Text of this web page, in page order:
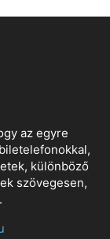
az egyre
különböző
szövegesen,